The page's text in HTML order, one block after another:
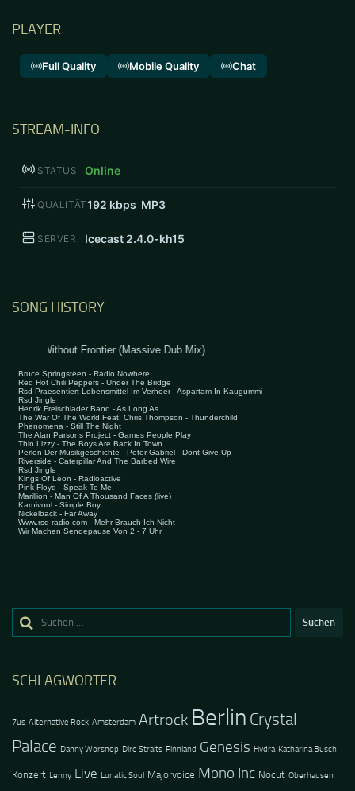
PLAYER
Full Quality Mobile Quality Chat
STREAM-INFO
STATUS Online
QUALITÄT192 kbps MP3
SERVER Icecast 2.4.0-kh15
SONG HISTORY
Suchen
SCHLAGWÖRTER
7us Alternative Rock Amsterdam Artrock Berlin Crystal
Palace Danny Worsnop Dire Straits Finnland Genesis Hydra Katharina Busch
Konzert Lenny Live Lunatic Soul Majorvoice Mono Inc Nocut Oberhausen